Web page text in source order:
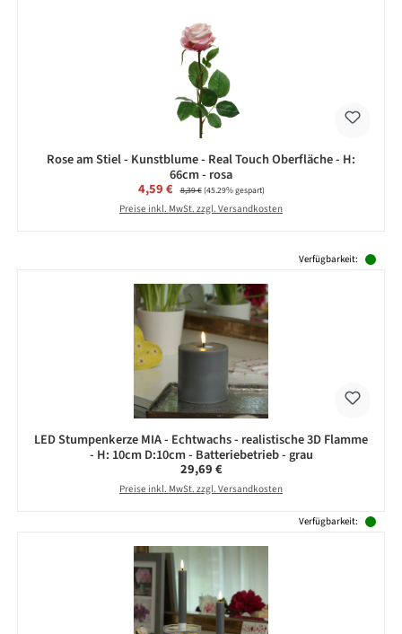
Rose am Stiel - Kunstblume - Real Touch Oberfläche - H:
66cm - rosa
Verkaufspreis:
4,59 € Regulärer Preis:
8,39 €(45.29% gespart)
Preise inkl. MwSt. zzgl. Versandkosten
Verfügbarkeit:
LED Stumpenkerze MIA - Echtwachs - realistische 3D Flamme
- H: 10cm D:10cm - Batteriebetrieb - grau
Regulärer Preis:
29,69 €
Preise inkl. MwSt. zzgl. Versandkosten
Verfügbarkeit: